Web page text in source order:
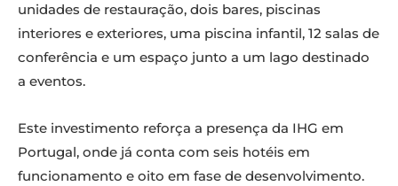
unidades de restauração, dois bares, piscinas
interiores e exteriores, uma piscina infantil, 12 salas de
conferência e um espaço junto a um lago destinado
a eventos.
Este investimento reforça a presença da IHG em
Portugal, onde já conta com seis hotéis em
funcionamento e oito em fase de desenvolvimento.